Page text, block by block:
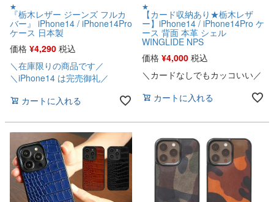
★
『栃木レザー ジーンズ フルカ
バー』 iPhone14 / iPhone14Pro
ケース 日本製
価格 ¥4,290 税込
＼在庫限りの商品です／
＼iPhone14 は完売御礼／
カートに入れる
★
【カード収納あり★栃木レザ
ー】iPhone14 / iPhone14Pro ケ
ース 背面 本革 シェル
WINGLIDE NPS
価格 ¥4,000 税込
＼カードなしでもカッコいい／
カートに入れる